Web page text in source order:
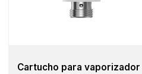
Cartucho para vaporizador